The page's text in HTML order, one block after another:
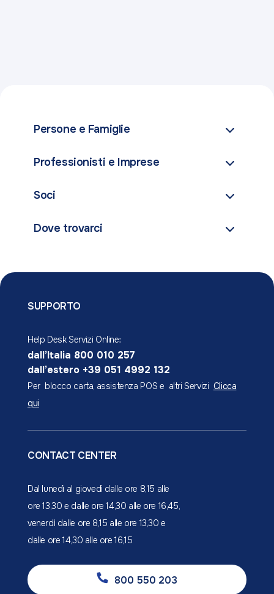
Persone e Famiglie
Conti
Investimenti
Finanziamenti
Professionisti e Imprese
Conti
Pagamenti
Investimenti
Strumenti digitali
Soci
Come diventare soci
Dove trovarci
ATM Preleva Gratis
SUPPORTO
Help Desk Servizi Online:
dall’Italia 800 010 257
dall’estero +39 051 4992 132
Per blocco carta, assistenza POS e altri Servizi Clicca
qui
CONTACT CENTER
Dal lunedì al giovedì dalle ore 8,15 alle
ore 13,30 e dalle ore 14,30 alle ore 16,45,
venerdì dalle ore 8,15 alle ore 13,30 e
dalle ore 14,30 alle ore 16,15
800 550 203